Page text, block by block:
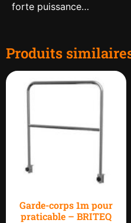
forte puissance…
Produits
Garde-corps 1m pour
praticable – BRITEQ